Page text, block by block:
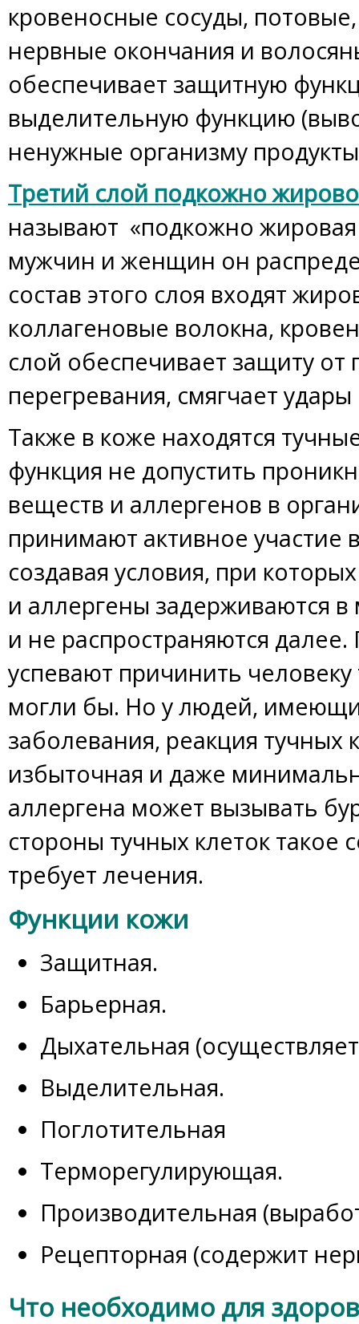
кровеносные сосуды,
нервные окончания и
обеспечивает защитную
выделительную функцию
ненужные организму
Третий слой подкожно
называют «подкожно жировая
мужчин и женщин он
состав этого слоя входят
коллагеновые волокна,
слой обеспечивает защиту
перегревания, смягчает
Также в коже находятся
функция не допустить
веществ и аллергенов в
принимают активное участие
создавая условия, при
и аллергены задерживаются
и не распространяются
успевают причинить человеку
могли бы. Но у людей,
заболевания, реакция тучных
избыточная и даже
аллергена может вызывать
стороны тучных клеток такое
требует лечения.
Функции кожи
Защитная.
Барьерная.
Дыхательная
Выделительная.
Поглотительная
Терморегулирующая.
Производительная
Рецепторная (содержит
Что необходимо для